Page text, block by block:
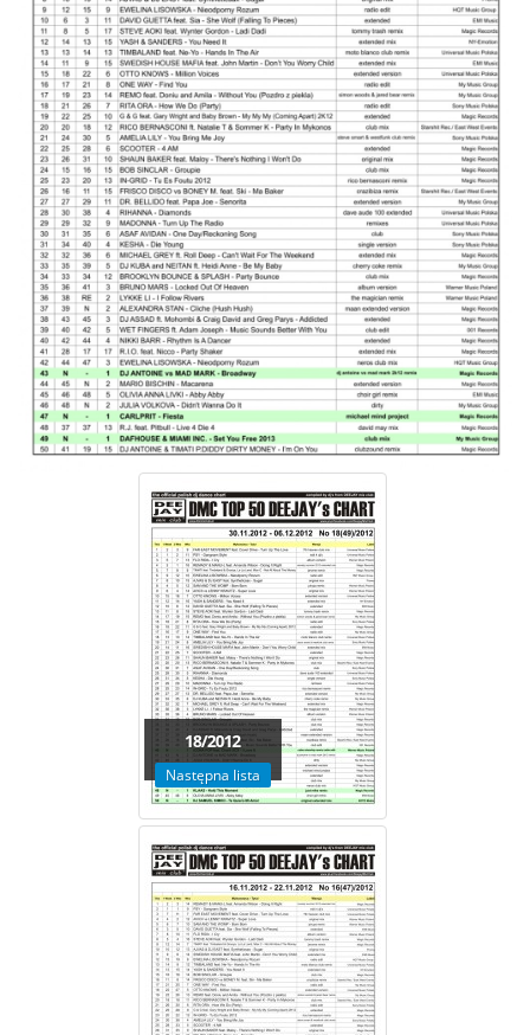
18/2012
Następna lista